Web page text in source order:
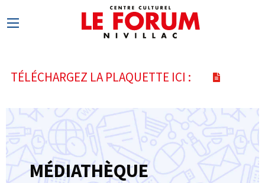
TÉLÉCHARGEZ LA PLAQUETTE ICI :
MÉDIATHÈQUE